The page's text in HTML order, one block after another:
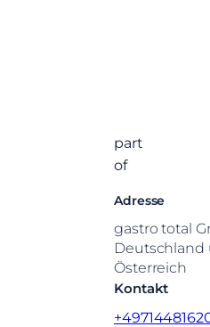
part
of
Adresse
gastro total
Deutschland
Österreich
Kontakt